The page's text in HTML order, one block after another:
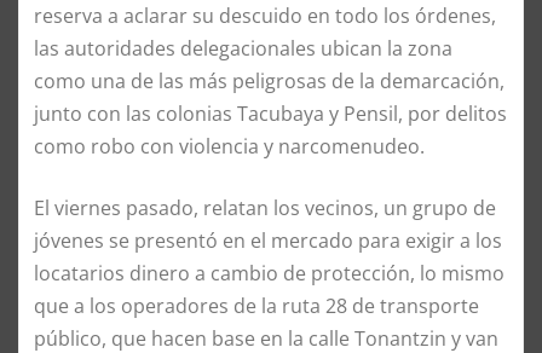
reserva a aclarar su descuido en todo los órdenes,
las autoridades delegacionales ubican la zona
como una de las más peligrosas de la demarcación,
junto con las colonias Tacubaya y Pensil, por delitos
como robo con violencia y narcomenudeo.
El viernes pasado, relatan los vecinos, un grupo de
jóvenes se presentó en el mercado para exigir a los
locatarios dinero a cambio de protección, lo mismo
que a los operadores de la ruta 28 de transporte
público, que hacen base en la calle Tonantzin y van